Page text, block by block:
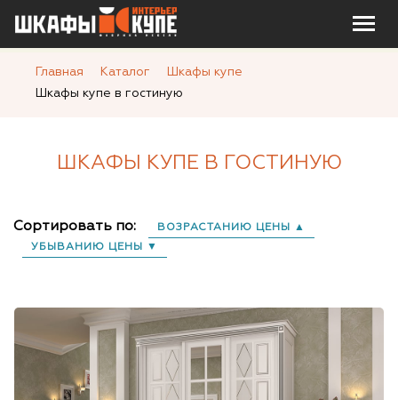
Главная Каталог
Шкафы купе
Шкафы купе в гостиную
ШКАФЫ КУПЕ В ГОСТИНУЮ
Сортировать по:
ВОЗРАСТАНИЮ ЦЕНЫ ▲
УБЫВАНИЮ ЦЕНЫ ▼